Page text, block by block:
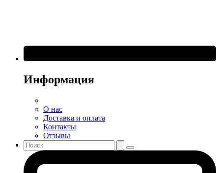
Информация
О нас
Доставка и оплата
Контакты
Отзывы